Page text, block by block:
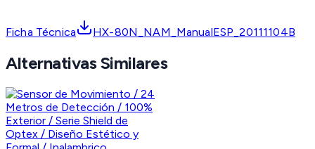
Ficha Técnica HX-80N_NAM_ManualESP_20111104B
Alternativas Similares